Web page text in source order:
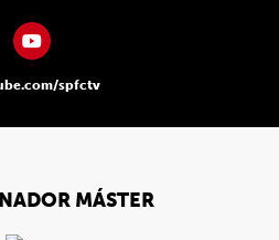
spfctv
MÁSTER